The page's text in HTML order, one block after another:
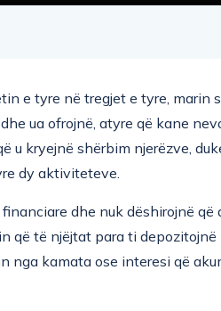
e tyre në tregjet e tyre, marin
ua ofrojnë, atyre që kane
u kryejnë shërbim njerëzve,
dy aktiviteteve.
dhe nuk dëshirojnë që
që të njëjtat para ti
nga kamata ose interesi që